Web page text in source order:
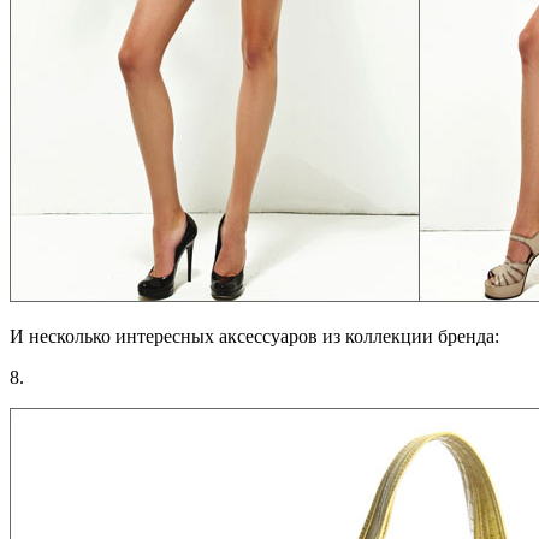
И несколько интересных аксессуаров из коллекции бренда:
8.